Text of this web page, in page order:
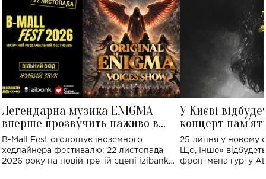
Легендарна музика ENIGMA
вперше прозвучить наживо в
Україні: де відбудеться концерт
B-Mall Fest оголошує іноземного
хедлайнера фестивалю: 22 листопада
2026 року на новій третій сцені izibank
У Києві
концерт
Клименка:
виконають
25 липня у новому
Що, Інше»
фронтмена гурту